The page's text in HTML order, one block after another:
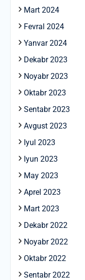
Mart 2024
Fevral 2024
Yanvar 2024
Dekabr 2023
Noyabr 2023
Oktabr 2023
Sentabr 2023
Avgust 2023
Iyul 2023
Iyun 2023
May 2023
Aprel 2023
Mart 2023
Dekabr 2022
Noyabr 2022
Oktabr 2022
Sentabr 2022